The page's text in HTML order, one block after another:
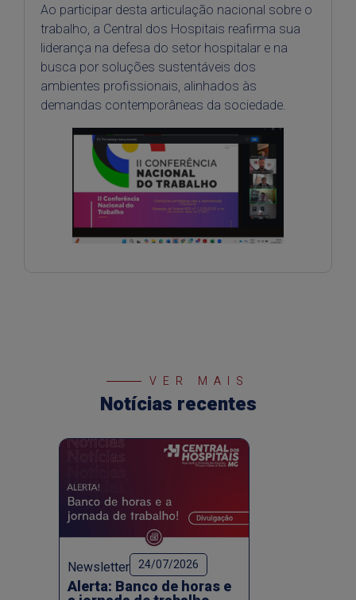
Ao participar desta articulação nacional sobre o
trabalho, a Central dos Hospitais reafirma sua
liderança na defesa do setor hospitalar e na
busca por soluções sustentáveis dos
ambientes profissionais, alinhados às
demandas contemporâneas da sociedade.
VER MAIS
Notícias recentes
Newsletter 24/07/2026
Alerta: Banco de horas e